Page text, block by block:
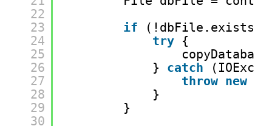
22
23
24
25
26
27
28
29
30
if
try {
} catch
throw new
}
}